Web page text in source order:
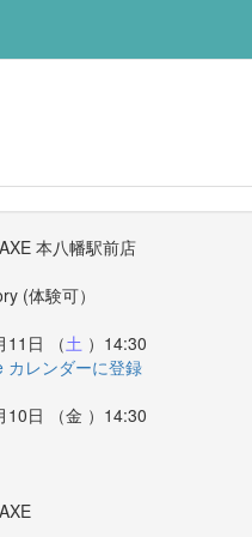
本八幡駅前店
(体験可）
11日 （土 ）14:30
カレンダーに登録
10日 （金 ）14:30